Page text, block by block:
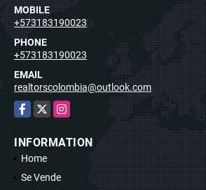
MOBILE
+573183190023
PHONE
+573183190023
EMAIL
realtorscolombia@outlook.com
Facebook
X Instagram
INFORMATION
Home
Se Vende